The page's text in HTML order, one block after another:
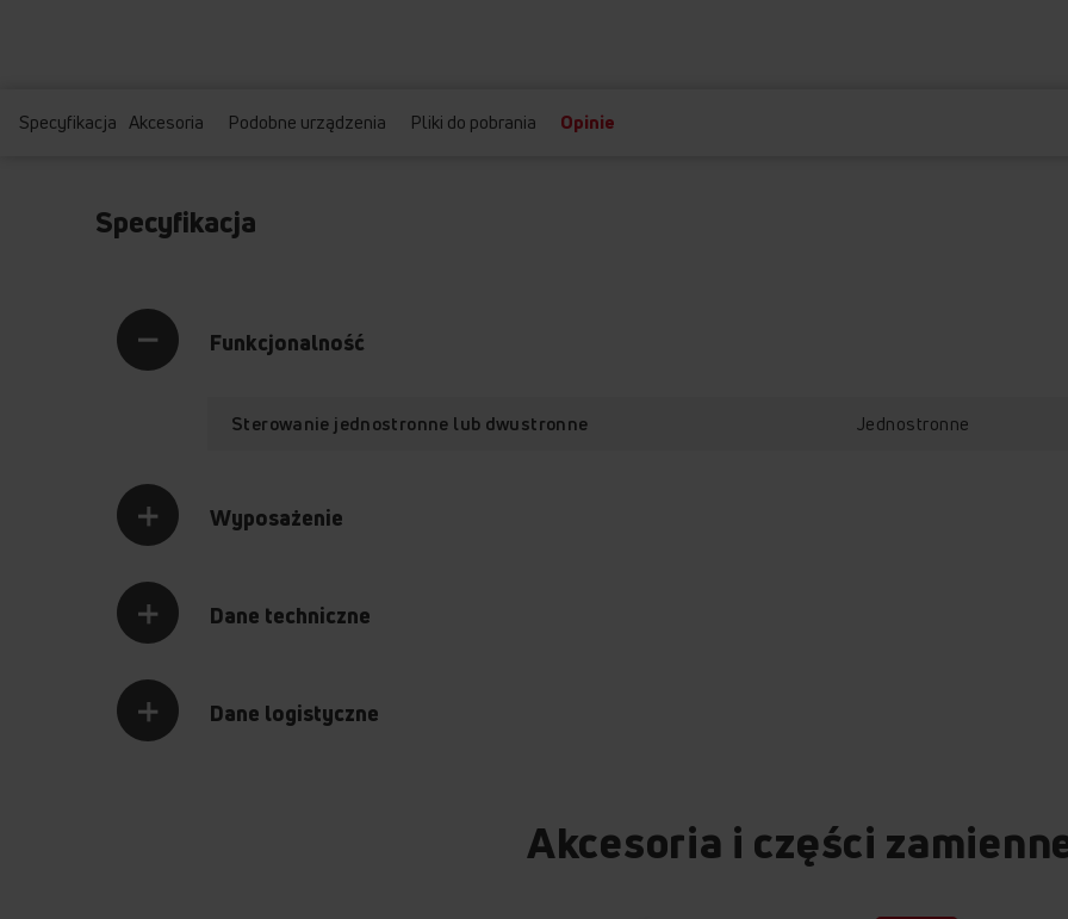
Specyfikacja Akcesoria Podobne urządzenia Pliki do pobrania Opinie
Specyfikacja
Funkcjonalność
Sterowanie jednostronne lub dwustronne Jednostronne
Wyposażenie
Dane techniczne
Dane logistyczne
Akcesoria i części